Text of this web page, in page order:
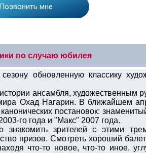
по случаю юбилея
обновленную классику
ансамбля, художественным
Охад Нагарин. В ближайшем
постановок:
го года и "Макс" 2007 года.
зрителей с этими
призов. Смотреть хороший
что-то новое, что-то иное,